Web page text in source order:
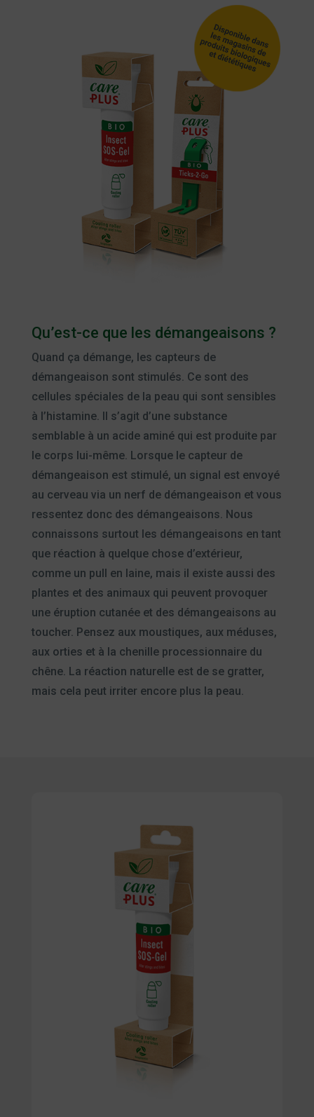
Qu’est-ce que les démangeaisons ?
Quand ça démange, les capteurs de
démangeaison sont stimulés. Ce sont des
cellules spéciales de la peau qui sont sensibles
à l’histamine. Il s’agit d’une substance
semblable à un acide aminé qui est produite par
le corps lui-même. Lorsque le capteur de
démangeaison est stimulé, un signal est envoyé
au cerveau via un nerf de démangeaison et vous
ressentez donc des démangeaisons. Nous
connaissons surtout les démangeaisons en tant
que réaction à quelque chose d’extérieur,
comme un pull en laine, mais il existe aussi des
plantes et des animaux qui peuvent provoquer
une éruption cutanée et des démangeaisons au
toucher. Pensez aux moustiques, aux méduses,
aux orties et à la chenille processionnaire du
chêne. La réaction naturelle est de se gratter,
mais cela peut irriter encore plus la peau.